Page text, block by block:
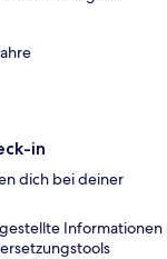
in
dich bei deiner
Informationen